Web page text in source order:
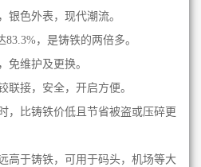
银色外表，现代潮流。
达83.3%，是铸铁的两倍多。
，免维护及更换。
联接，安全，开启方便。
，比铸铁价低且节省被盗或压碎更
高于铸铁，可用于码头，机场等大